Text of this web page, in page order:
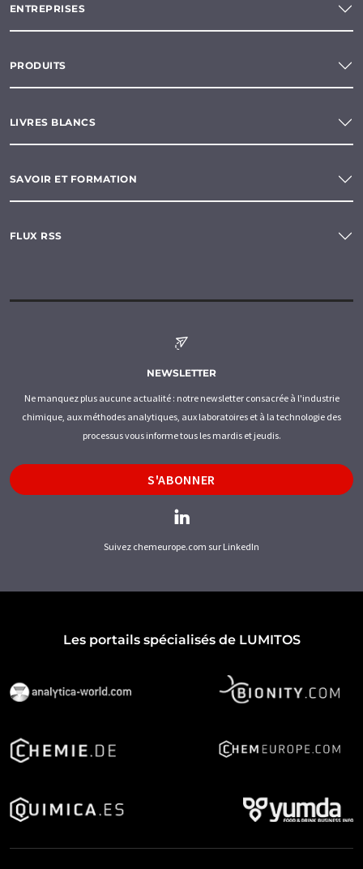
ENTREPRISES
PRODUITS
LIVRES BLANCS
SAVOIR ET FORMATION
FLUX RSS
NEWSLETTER
Ne manquez plus aucune actualité : notre newsletter consacrée à l'industrie
chimique, aux méthodes analytiques, aux laboratoires et à la technologie des
processus vous informe tous les mardis et jeudis.
S'ABONNER
Suivez chemeurope.com sur LinkedIn
Les portails spécialisés de LUMITOS